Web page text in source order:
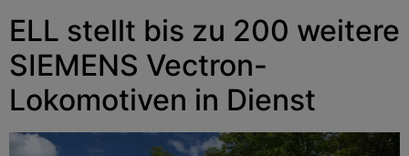
ELL stellt bis zu 200 weitere
SIEMENS Vectron-
Lokomotiven in Dienst